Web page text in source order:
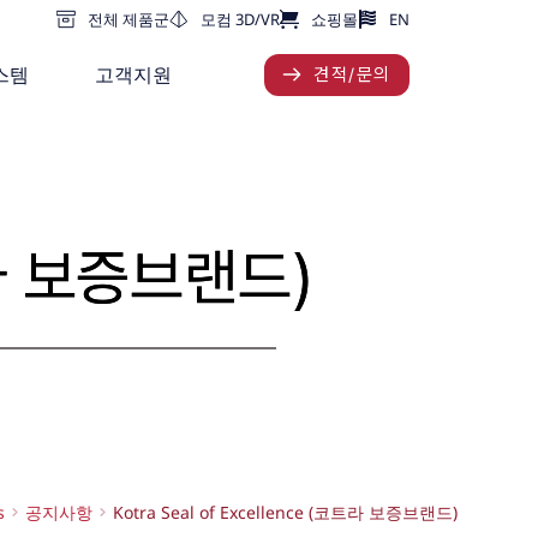
전체 제품군 모컴 3D/VR 쇼핑몰 EN
템 고객지원 견적/문의
증브랜드)
공지사항 Kotra Seal of Excellence (코트라 보증브랜드)